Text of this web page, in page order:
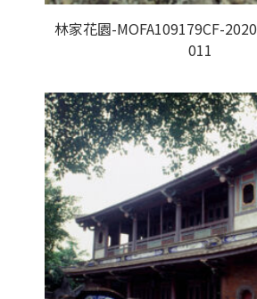
林家花園-MOFA109179CF-
011